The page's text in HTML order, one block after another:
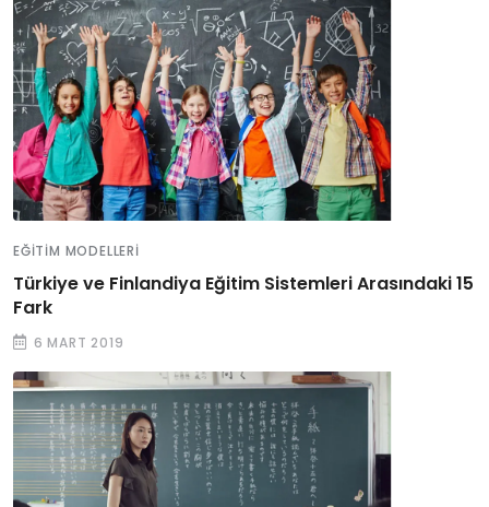
EĞITIM MODELLERI
Türkiye ve Finlandiya Eğitim Sistemleri Arasındaki 15
Fark
6 MART 2019